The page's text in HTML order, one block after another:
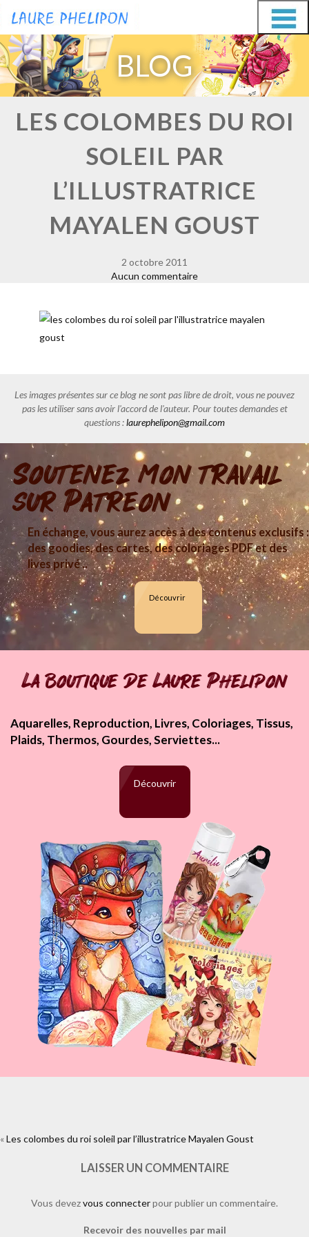
Aller
au
contenu
Aller
au
contenu
BLOG
LES COLOMBES DU ROI
SOLEIL PAR
L’ILLUSTRATRICE
MAYALEN GOUST
2 octobre 2011
Aucun commentaire
Les images présentes sur ce blog ne sont pas libre de droit, vous ne pouvez
pas les utiliser sans avoir l'accord de l'auteur. Pour toutes demandes et
questions :laurephelipon@gmail.com
Soutenez mon travail
sur Patreon
En échange, vous aurez accès à des contenus exclusifs :
des goodies, des cartes, des coloriages PDF et des
lives privé ..
Découvrir
La boutique de Laure Phelipon
Aquarelles, Reproduction, Livres, Coloriages, Tissus,
Plaids, Thermos, Gourdes, Serviettes...
Découvrir
https://www.facebook.com/plugins/like.php?
illustrations.com%2F2011%2F10%2Fles-colombes-du-roi-soleil-par-
«Les colombes du roi soleil par l’illustratrice Mayalen Goust
LAISSER UN COMMENTAIRE
Vous devezvous connecterpour publier un commentaire.
Recevoir des nouvelles par mail